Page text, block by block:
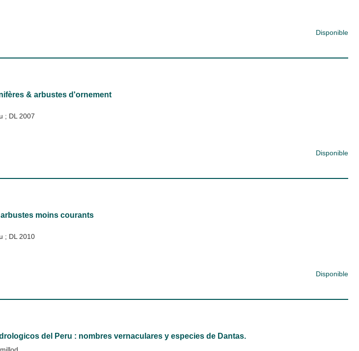
Disponible
& arbustes d'ornement
; DL 2007
Disponible
moins courants
; DL 2010
Disponible
del Peru : nombres vernaculares y especies de Dantas.